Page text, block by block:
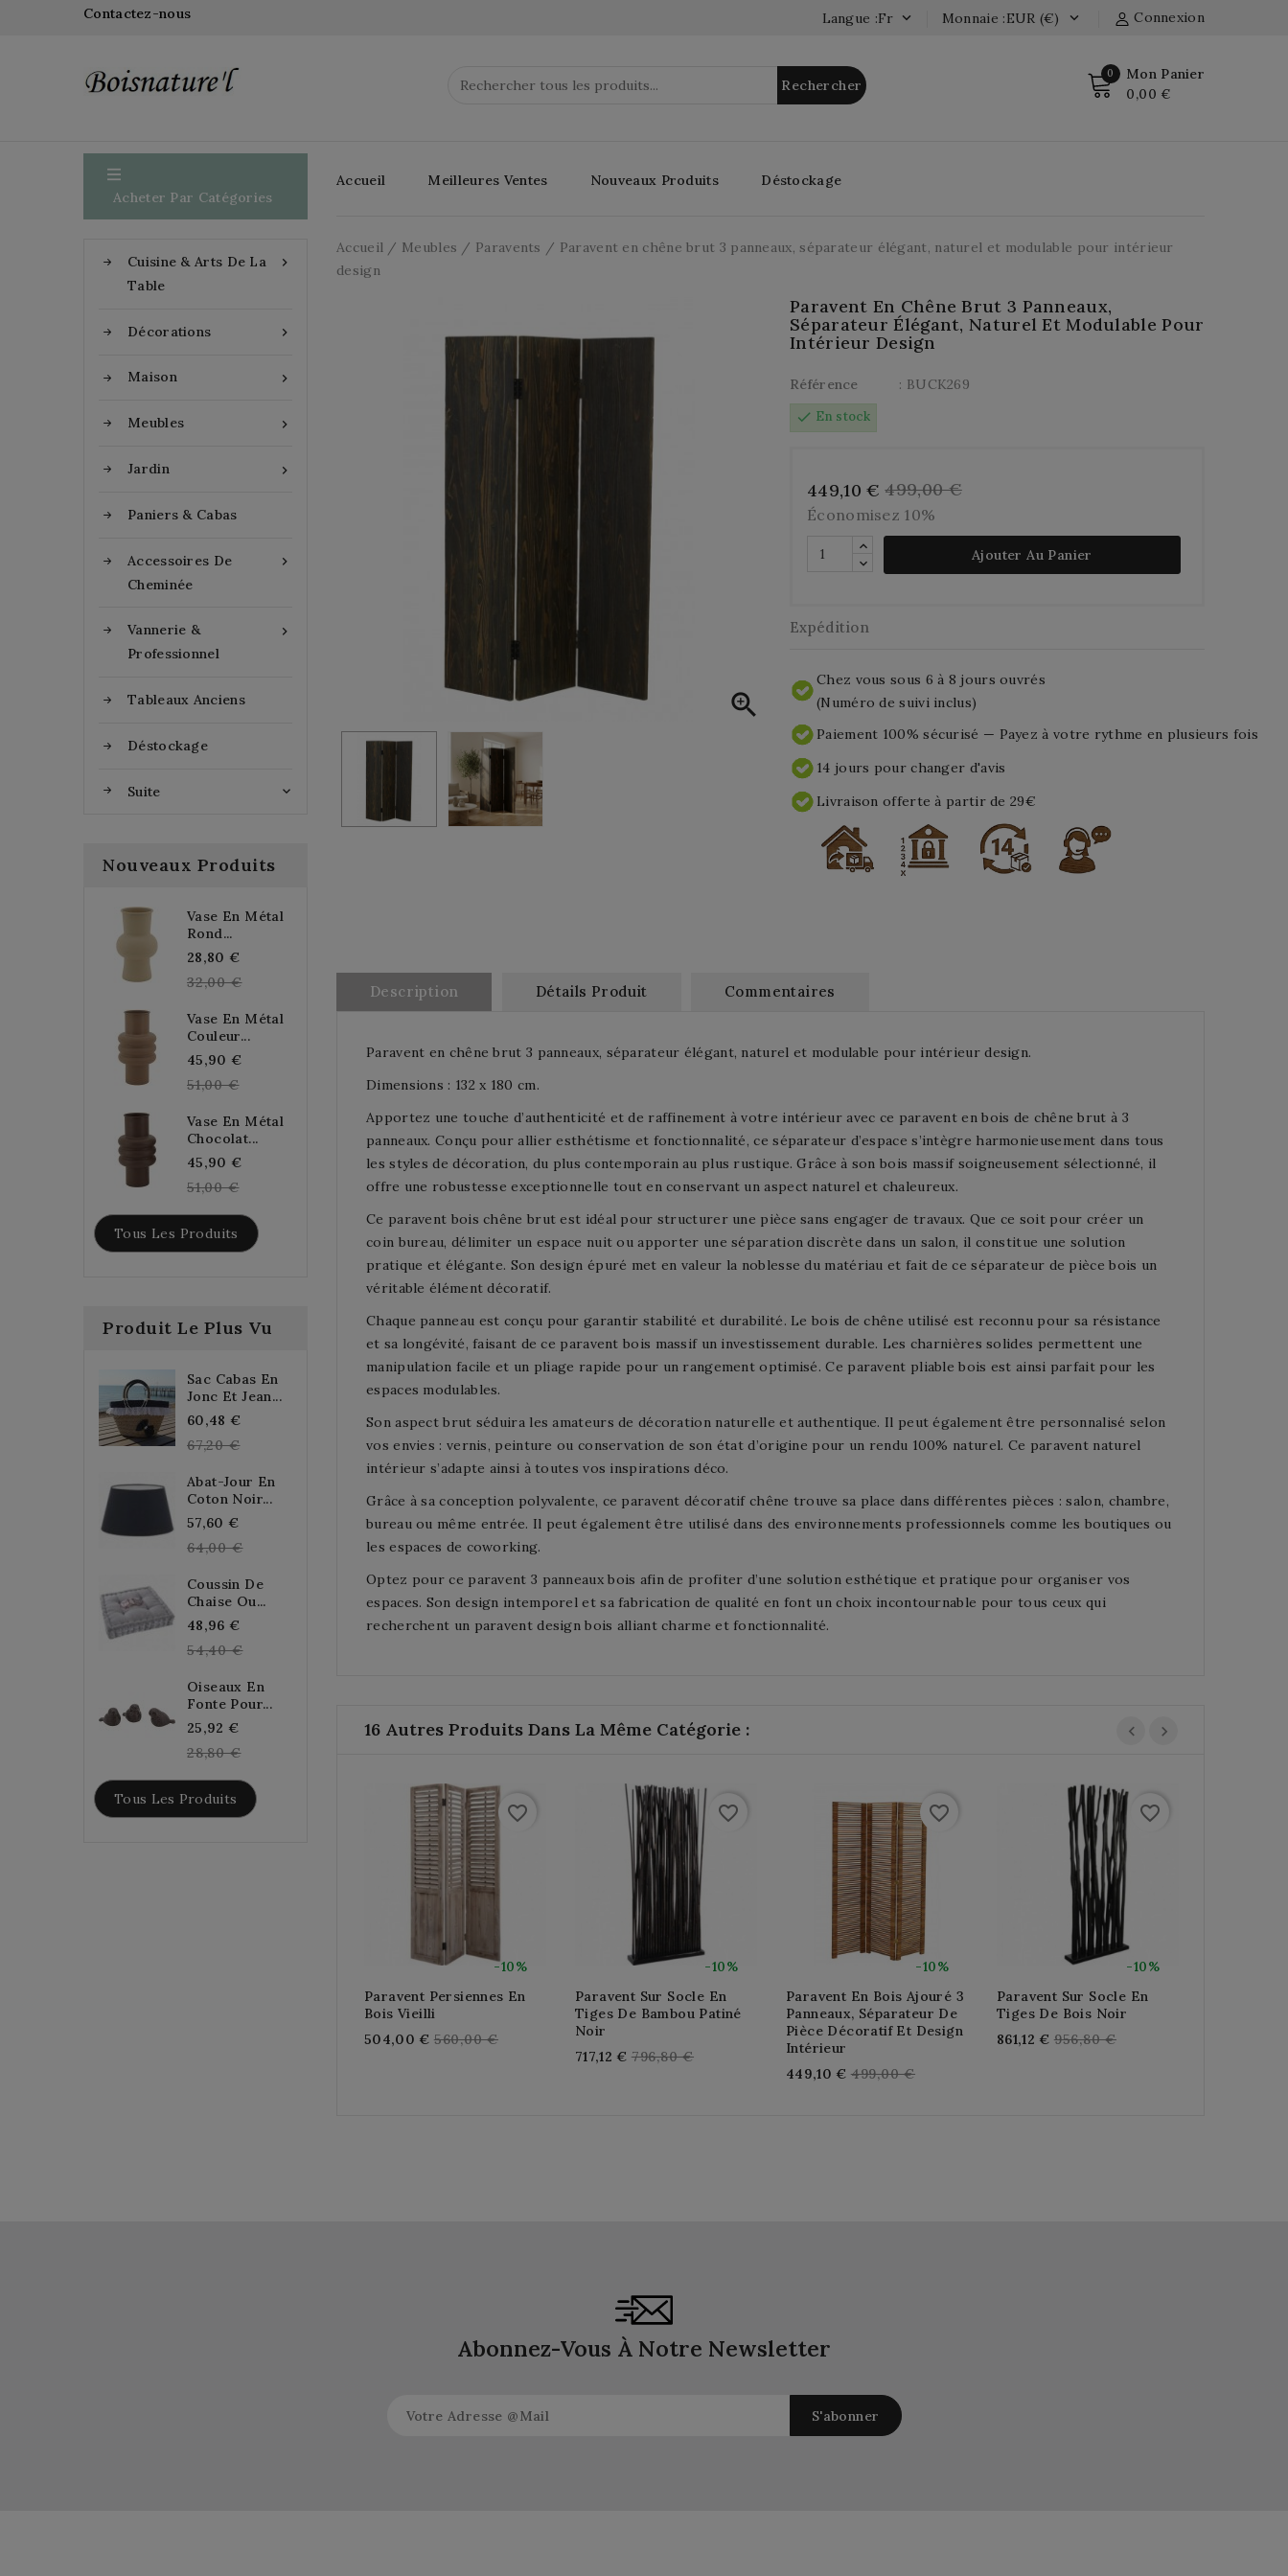
Contactez-nous Connexion
Monnaie :EUR (€) 
Langue :fr 
Rechercher
0 Mon Panier
0,00 €

Acheter Par Catégories

Cuisine & Arts De La
Table

Décorations

Maison

Meubles

Jardin
Paniers & Cabas

Accessoires De
Cheminée

Vannerie &
Professionnel
Tableaux Anciens
Déstockage
Suite 
Nouveaux Produits
Vase En Métal
Rond...
28,80 €
price
32,00 €
Vase En Métal
Couleur...
45,90 €
51,00 €
Vase En Métal
Chocolat...
45,90 €
51,00 €
Tous Les Produits
Produit Le Plus Vu
Sac Cabas En
Jonc Et Jean...
60,48 €
price
67,20 €
Abat-Jour En
Coton Noir...
57,60 €
price
64,00 €
Coussin De
Chaise Ou...
48,96 €
price
54,40 €
Oiseaux En
Fonte Pour...
25,92 €
price
28,80 €
Tous Les Produits
Accueil Meilleures Ventes Nouveaux Produits Déstockage
Accueil Meubles Paravents
Paravent en chêne brut 3 panneaux, séparateur élégant, naturel et modulable pour intérieur
design

Paravent En Chêne Brut 3 Panneaux,
Séparateur Élégant, Naturel Et Modulable Pour
Intérieur Design
Référence
: BUCK269
check En stock
449,10 € 499,00 €
Économisez 10%
Ajouter Au Panier
Expédition
Chez vous sous 6 à 8 jours ouvrés
(Numéro de suivi inclus)
Paiement 100% sécurisé — Payez à votre rythme en plusieurs fois
14 jours pour changer d'avis
Livraison offerte à partir de 29€
Description Détails Produit Commentaires
Paravent en chêne brut 3 panneaux, séparateur élégant, naturel et modulable pour intérieur design.
Dimensions : 132 x 180 cm.
Apportez une touche d’authenticité et de raffinement à votre intérieur avec ce paravent en bois de chêne brut à 3
panneaux. Conçu pour allier esthétisme et fonctionnalité, ce séparateur d’espace s’intègre harmonieusement dans tous
les styles de décoration, du plus contemporain au plus rustique. Grâce à son bois massif soigneusement sélectionné, il
offre une robustesse exceptionnelle tout en conservant un aspect naturel et chaleureux.
Ce paravent bois chêne brut est idéal pour structurer une pièce sans engager de travaux. Que ce soit pour créer un
coin bureau, délimiter un espace nuit ou apporter une séparation discrète dans un salon, il constitue une solution
pratique et élégante. Son design épuré met en valeur la noblesse du matériau et fait de ce séparateur de pièce bois un
véritable élément décoratif.
Chaque panneau est conçu pour garantir stabilité et durabilité. Le bois de chêne utilisé est reconnu pour sa résistance
et sa longévité, faisant de ce paravent bois massif un investissement durable. Les charnières solides permettent une
manipulation facile et un pliage rapide pour un rangement optimisé. Ce paravent pliable bois est ainsi parfait pour les
espaces modulables.
Son aspect brut séduira les amateurs de décoration naturelle et authentique. Il peut également être personnalisé selon
vos envies : vernis, peinture ou conservation de son état d’origine pour un rendu 100% naturel. Ce paravent naturel
intérieur s’adapte ainsi à toutes vos inspirations déco.
Grâce à sa conception polyvalente, ce paravent décoratif chêne trouve sa place dans différentes pièces : salon, chambre,
bureau ou même entrée. Il peut également être utilisé dans des environnements professionnels comme les boutiques ou
les espaces de coworking.
Optez pour ce paravent 3 panneaux bois afin de profiter d’une solution esthétique et pratique pour organiser vos
espaces. Son design intemporel et sa fabrication de qualité en font un choix incontournable pour tous ceux qui
recherchent un paravent design bois alliant charme et fonctionnalité.
16 Autres Produits Dans La Même Catégorie :
-10%
favorite_border
Paravent Persiennes En
Bois Vieilli
504,00 € Regular
560,00 €
-10%
favorite_border
Paravent Sur Socle En
Tiges De Bambou Patiné
Noir
717,12 € Regular
796,80 €
-10%
favorite_border
Paravent En Bois Ajouré 3
Panneaux, Séparateur De
Pièce Décoratif Et Design
Intérieur
449,10 € Regular
499,00 €
-10%
favorite_border
Paravent Sur Socle En
Tiges De Bois Noir
861,12 € Regular
956,80 €
Abonnez-Vous À Notre Newsletter